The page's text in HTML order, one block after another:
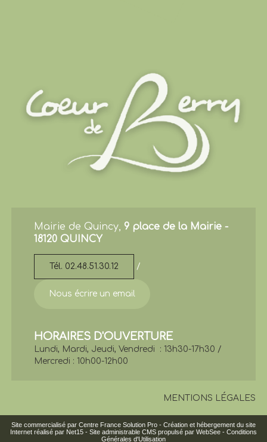
Mairie de Quincy, 9 place de la Mairie -
18120 QUINCY
Tél. 02.48.51.30.12 /
Nous écrire un email
HORAIRES D'OUVERTURE
Lundi, Mardi, Jeudi, Vendredi : 13h30-17h30 /
Mercredi : 10h00-12h00
MENTIONS LÉGALES
Site commercialisé par Centre France Solution Pro - Création et hébergement du site
Internet réalisé par Net15 - Site administrable CMS propulsé par WebSee - Conditions
Générales d'Utilisation